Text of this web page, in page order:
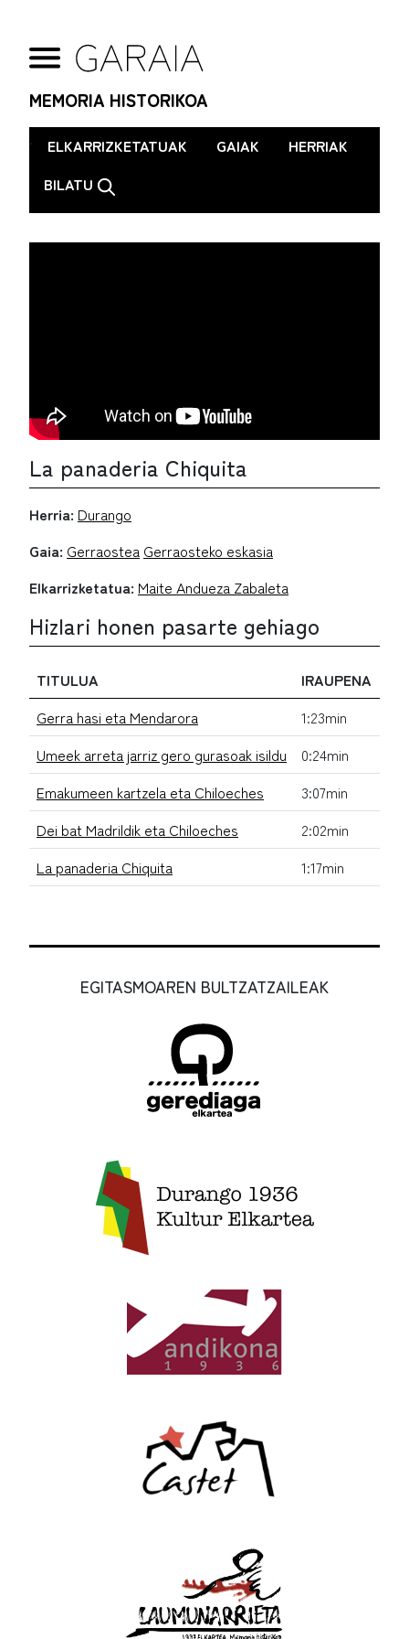
MEMORIA HISTORIKOA
. ELKARRIZKETATUAK GAIAK
HERRIAK
BILATU
La panaderia Chiquita
Herria: Durango
Gaia: Gerraostea Gerraosteko eskasia
Elkarrizketatua: Maite Andueza Zabaleta
Hizlari honen pasarte gehiago
TITULUA
IRAUPENA
Gerra hasi eta Mendarora
1:23min
Umeek arreta jarriz gero gurasoak isildu
0:24min
Emakumeen kartzela eta Chiloeches
3:07min
Dei bat Madrildik eta Chiloeches
2:02min
La panaderia Chiquita
1:17min
EGITASMOAREN BULTZATZAILEAK